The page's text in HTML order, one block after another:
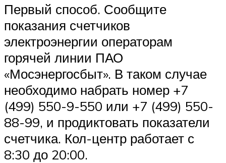
Первый способ. Сообщите
показания счетчиков
электроэнергии операторам
горячей линии ПАО
«Мосэнергосбыт». В таком случае
необходимо набрать номер +7
(499) 550-9-550 или +7 (499) 550-
88-99, и продиктовать показатели
счетчика. Кол-центр работает с
8:30 до 20:00.